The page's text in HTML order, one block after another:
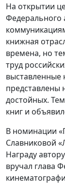
На открытии
Федерального
книжная
времена, но
труд
выставленные
представлены
достойных.
книг и
В номинации
Славниковой
Награду
вручал глава